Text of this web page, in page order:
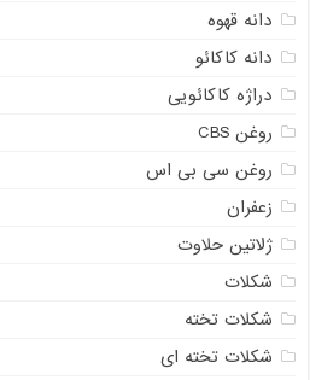
دانه قهوه
دانه کاکائو
دراژه کاکائویی
روغن CBS
روغن سی بی اس
زعفران
ژلاتین حلاوت
شکلات
شکلات تخته
شکلات تخته ای